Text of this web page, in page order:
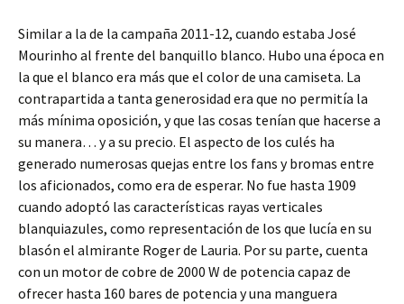
Similar a la de la campaña 2011-12, cuando estaba José
Mourinho al frente del banquillo blanco. Hubo una época en
la que el blanco era más que el color de una camiseta. La
contrapartida a tanta generosidad era que no permitía la
más mínima oposición, y que las cosas tenían que hacerse a
su manera… y a su precio. El aspecto de los culés ha
generado numerosas quejas entre los fans y bromas entre
los aficionados, como era de esperar. No fue hasta 1909
cuando adoptó las características rayas verticales
blanquiazules, como representación de los que lucía en su
blasón el almirante Roger de Lauria. Por su parte, cuenta
con un motor de cobre de 2000 W de potencia capaz de
ofrecer hasta 160 bares de potencia y una manguera